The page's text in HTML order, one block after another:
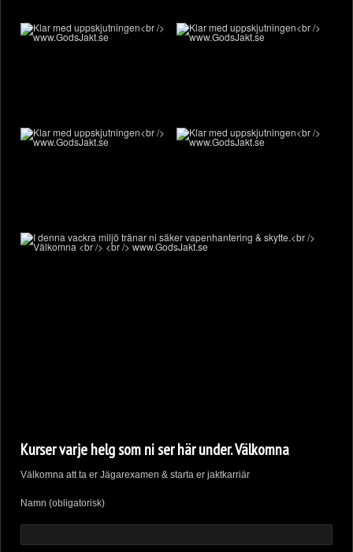
Kurser varje helg som ni ser här under. Välkomna
Välkomna att ta er Jägarexamen & starta er jaktkarriär
Namn (obligatorisk)